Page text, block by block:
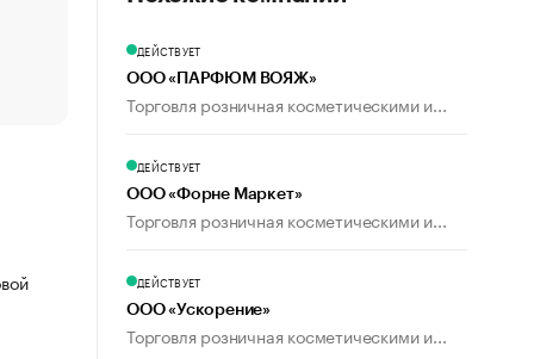
Что обвинения против Павла Дурова значат для
пользователей
ДЕЙСТВУЕТ
ООО «ПАРФЮМ ВОЯЖ»
Торговля розничная косметическими и...
ДЕЙСТВУЕТ
ООО «Форне Маркет»
Торговля розничная косметическими и...
ДЕЙСТВУЕТ
ООО «Ускорение»
Торговля розничная косметическими и...